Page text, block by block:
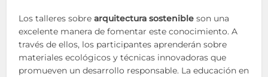
Los talleres sobrearquitectura sostenible son una
excelente manera de fomentar este conocimiento. A
través de ellos, los participantes aprenderán sobre
materiales ecológicos y técnicas innovadoras que
promueven un desarrollo responsable. La educación en